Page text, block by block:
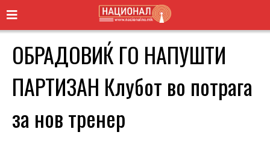
ОБРАДОВИЌ ГО НАПУШТИ
ПАРТИЗАН Клубот во потрага
за нов тренер